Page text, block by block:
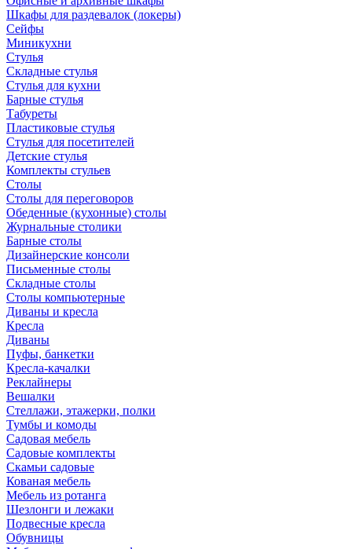
Шкафы для раздевалок (локеры)
Сейфы
Миникухни
Стулья
Складные стулья
Стулья для кухни
Барные стулья
Табуреты
Пластиковые стулья
Стулья для посетителей
Детские стулья
Комплекты стульев
Столы
Столы для переговоров
Обеденные (кухонные) столы
Журнальные столики
Барные столы
Дизайнерские консоли
Письменные столы
Складные столы
Столы компьютерные
Диваны и кресла
Кресла
Диваны
Пуфы, банкетки
Кресла-качалки
Реклайнеры
Вешалки
Стеллажи, этажерки, полки
Тумбы и комоды
Садовая мебель
Садовые комплекты
Скамьи садовые
Кованая мебель
Мебель из ротанга
Шезлонги и лежаки
Подвесные кресла
Обувницы